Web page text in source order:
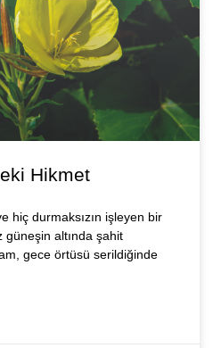
Hikmet
hiç durmaksızın işleyen bir
güneşin altında şahit
gece örtüsü serildiğinde